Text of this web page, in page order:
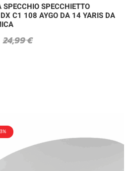
SPECCHIO SPECCHIETTO
C1 108 AYGO DA 14 YARIS DA
24,99€